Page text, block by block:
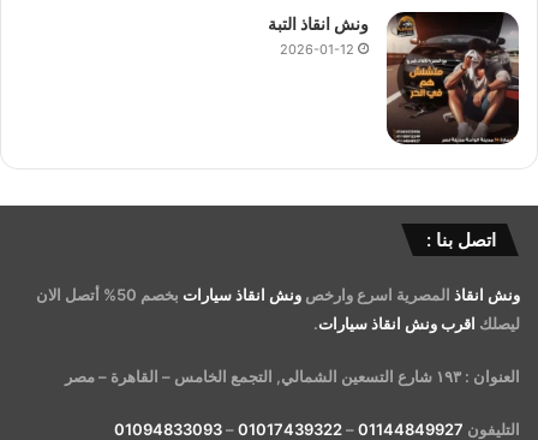
ونش انقاذ التبة
2026-01-12
اتصل بنا :
ونش انقاذ المصرية اسرع وارخص ونش انقاذ سيارات
بخصم 50% أتصل الان
ليصلك اقرب ونش انقاذ سيارات.
العنوان : ١٩٣ شارع التسعين الشمالي, التجمع الخامس – القاهرة – مصر
التليفون 01144849927
–
01017439322
–
01094833093